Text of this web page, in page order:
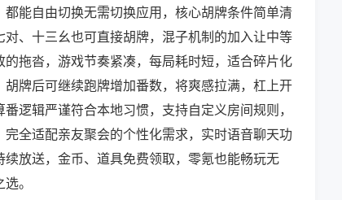
能自由切换无需切换应用，核心胡牌条件简单清
、十三幺也可直接胡牌，混子机制的加入让中等
拖沓，游戏节奏紧凑，每局耗时短，适合碎片化
牌后可继续跑牌增加番数，将爽感拉满，杠上开
逻辑严谨符合本地习惯，支持自定义房间规则，
全适配亲友聚会的个性化需求，实时语音聊天功
放送，金币、道具免费领取，零氪也能畅玩无
。